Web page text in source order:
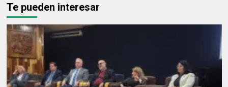
Te pueden interesar